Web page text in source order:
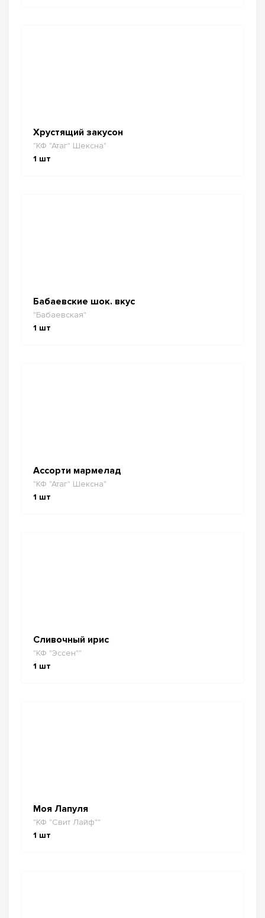
Хрустящий закусон
"КФ "Атаг" Шексна"
1 шт
Бабаевские шок. вкус
"Бабаевская"
1 шт
Ассорти мармелад
"КФ "Атаг" Шексна"
1 шт
Сливочный ирис
"КФ "Эссен""
1 шт
Моя Лапуля
"КФ "Свит Лайф""
1 шт